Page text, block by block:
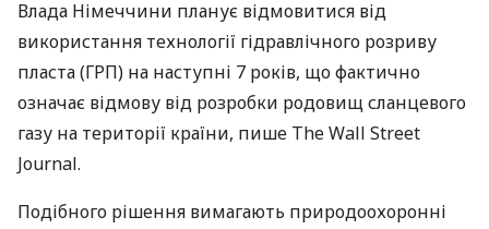
Влада Німеччини планує відмовитися від
використання технології гідравлічного розриву
пласта (ГРП) на наступні 7 років, що фактично
означає відмову від розробки родовищ сланцевого
газу на території країни, пише The Wall Street
Journal.
Подібного рішення вимагають природоохоронні